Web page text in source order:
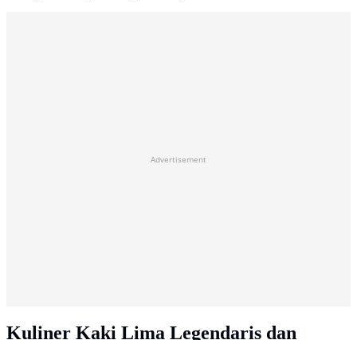
Advertisement
Kuliner Kaki Lima Legendaris dan